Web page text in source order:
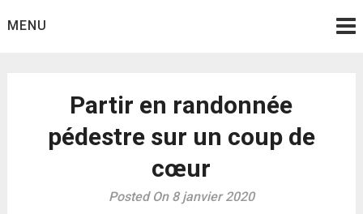
toMENU
Partir en randonnée
pédestre sur un coup de
cœur
Posted On 8 janvier 2020